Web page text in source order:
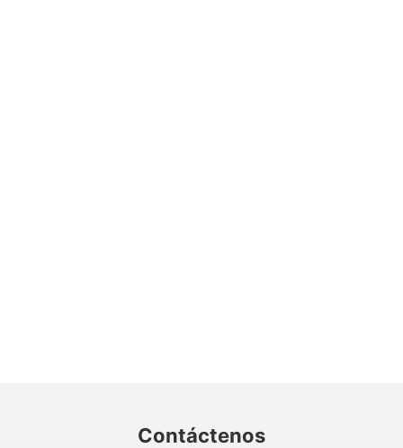
Contáctenos